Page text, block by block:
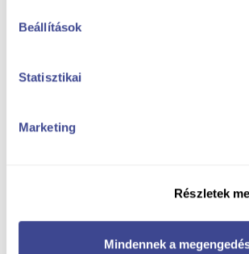
Beállítások
Statisztikai
Marketing
Részletek
Mindennek a